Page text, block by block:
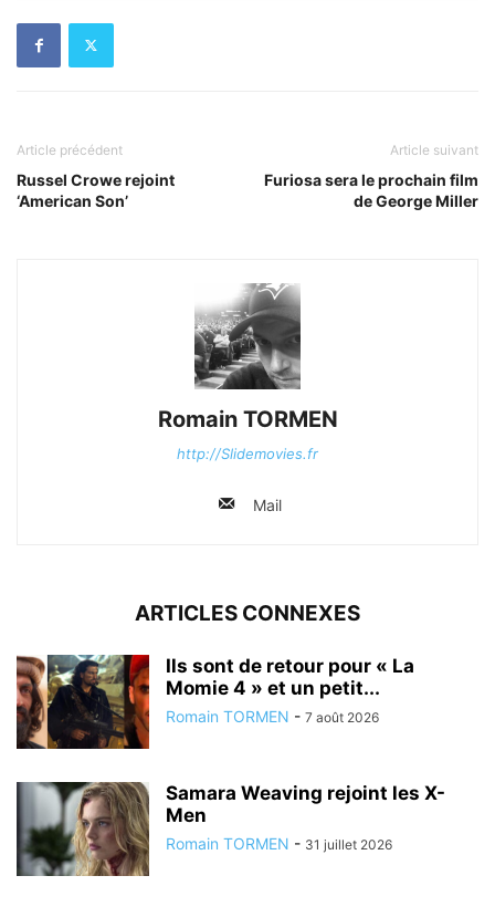
Article précédent
Russel Crowe rejoint
‘American Son’
Article suivant
Furiosa sera le prochain film
de George Miller
Romain TORMEN
http://Slidemovies.fr
Mail
ARTICLES CONNEXES
Ils sont de retour pour « La
Momie 4 » et un petit...
Romain TORMEN - 7 août 2026
Samara Weaving rejoint les X-
Men
Romain TORMEN - 31 juillet 2026